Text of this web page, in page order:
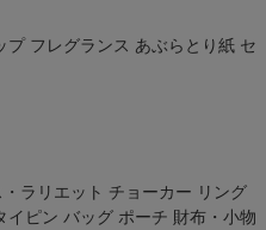
プ フレグランス あぶらとり紙 セ
ラリエット チョーカー リング
イピン バッグ ポーチ 財布・小物